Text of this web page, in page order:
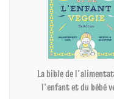
La bible de
l'enfant et du bébé